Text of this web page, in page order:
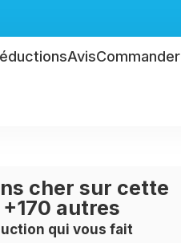
AvisCommander
cher sur cette
autres
qui vous fait